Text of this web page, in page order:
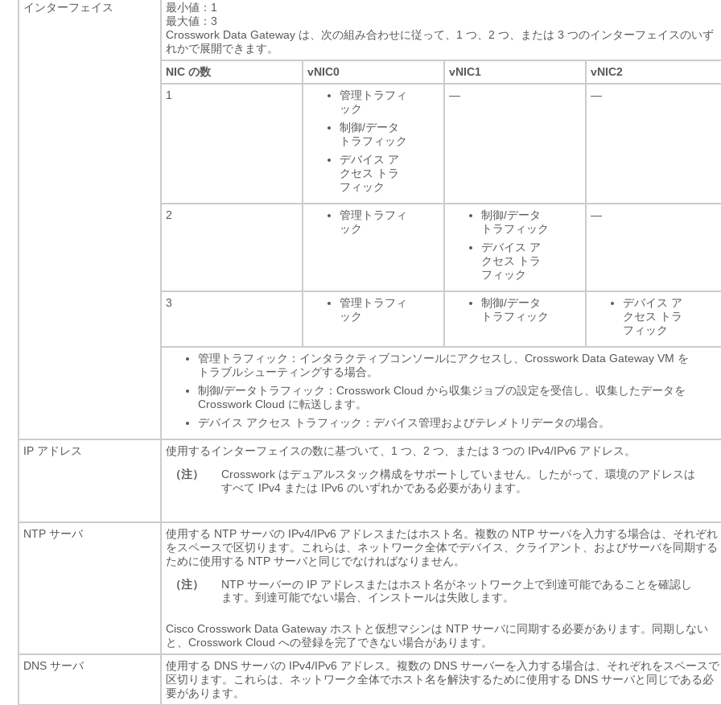
インターフェイス
最小値：1
最大値：3
Crosswork Data Gateway は、次の組み合わせに従って、1 つ、2 つ、または 3 つのインターフェイスのいず
れかで展開できます。
NIC の数
vNIC0 vNIC1
vNIC2
1
管理トラフィ
ック
制御/データ
トラフィック
デバイス ア
クセス トラ
フィック
— —
2
管理トラフィ
ック
制御/データ
トラフィック
デバイス ア
クセス トラ
フィック
—
3
管理トラフィ
ック
制御/データ
トラフィック
デバイス ア
クセス トラ
フィック
管理トラフィック：インタラクティブコンソールにアクセスし、 Crosswork Data Gateway VM を
トラブルシューティングする場合。
制御/データトラフィック：Crosswork Cloud から収集ジョブの設定を受信し、収集したデータを
Crosswork Cloud に転送します。
デバイス アクセス トラフィック：デバイス管理およびテレメトリデータの場合。
IP アドレス
使用するインターフェイスの数に基づいて、1 つ、2 つ、または 3 つの IPv4/IPv6 アドレス。
（注）
Crosswork はデュアルスタック構成をサポートしていません。したがって、環境のアドレスは
すべて IPv4 または IPv6 のいずれかである必要があります。
NTP サーバ
使用する NTP サーバの IPv4/IPv6 アドレスまたはホスト名。複数の NTP サーバを入力する場合は、それぞれ
をスペースで区切ります。これらは、ネットワーク全体でデバイス、クライアント、およびサーバを同期する
ために使用する NTP サーバと同じでなければなりません。
（注）
NTP サーバーの IP アドレスまたはホスト名がネットワーク上で到達可能であることを確認し
ます。到達可能でない場合、インストールは失敗します。
Cisco Crosswork Data Gateway ホストと仮想マシンは NTP サーバに同期する必要があります。同期しない
と、Crosswork Cloud への登録を完了できない場合があります。
DNS サーバ
使用する DNS サーバの IPv4/IPv6 アドレス。複数の DNS サーバーを入力する場合は、それぞれをスペースで
区切ります。これらは、ネットワーク全体でホスト名を解決するために使用する DNS サーバと同じである必
要があります。